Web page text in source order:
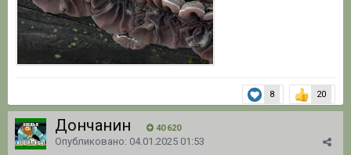
8 20
Дончанин 40 620
Опубликовано: 04.01.2025 01:53